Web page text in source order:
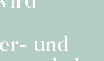
und